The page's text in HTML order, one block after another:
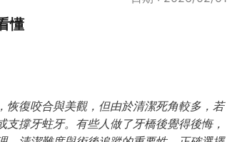
懂
恢復咬合與美觀，但由於清潔死角較多，若
撐牙蛀牙。有些人做了牙橋後覺得後悔，